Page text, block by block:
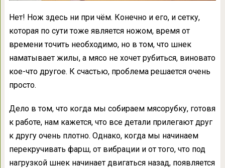
Нет! Нож здесь ни при чём. Конечно и его, и сетку,
которая по сути тоже является ножом, время от
времени точить необходимо, но в том, что шнек
наматывает жилы, а мясо не хочет рубиться, виновато
кое-что другое. К счастью, проблема решается очень
просто.
Дело в том, что когда мы собираем мясорубку, готовя
к работе, нам кажется, что все детали прилегают друг
к другу очень плотно. Однако, когда мы начинаем
перекручивать фарш, от вибрации и от того, что под
нагрузкой шнек начинает двигаться назад, появляется